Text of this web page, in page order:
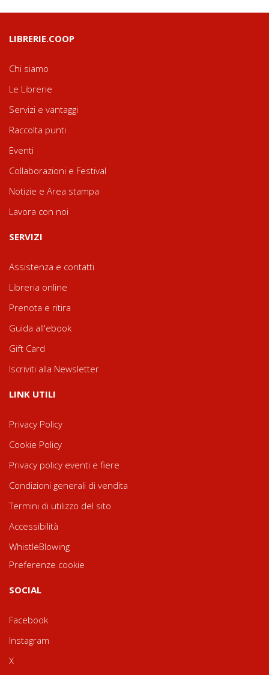
LIBRERIE.COOP
Chi siamo
Le Librerie
Servizi e vantaggi
Raccolta punti
Eventi
Collaborazioni e Festival
Notizie e Area stampa
Lavora con noi
SERVIZI
Assistenza e contatti
Libreria online
Prenota e ritira
Guida all'ebook
Gift Card
Iscriviti alla Newsletter
LINK UTILI
Privacy Policy
Cookie Policy
Privacy policy eventi e fiere
Condizioni generali di vendita
Termini di utilizzo del sito
Accessibilità
WhistleBlowing
Preferenze cookie
SOCIAL
Facebook
Instagram
X